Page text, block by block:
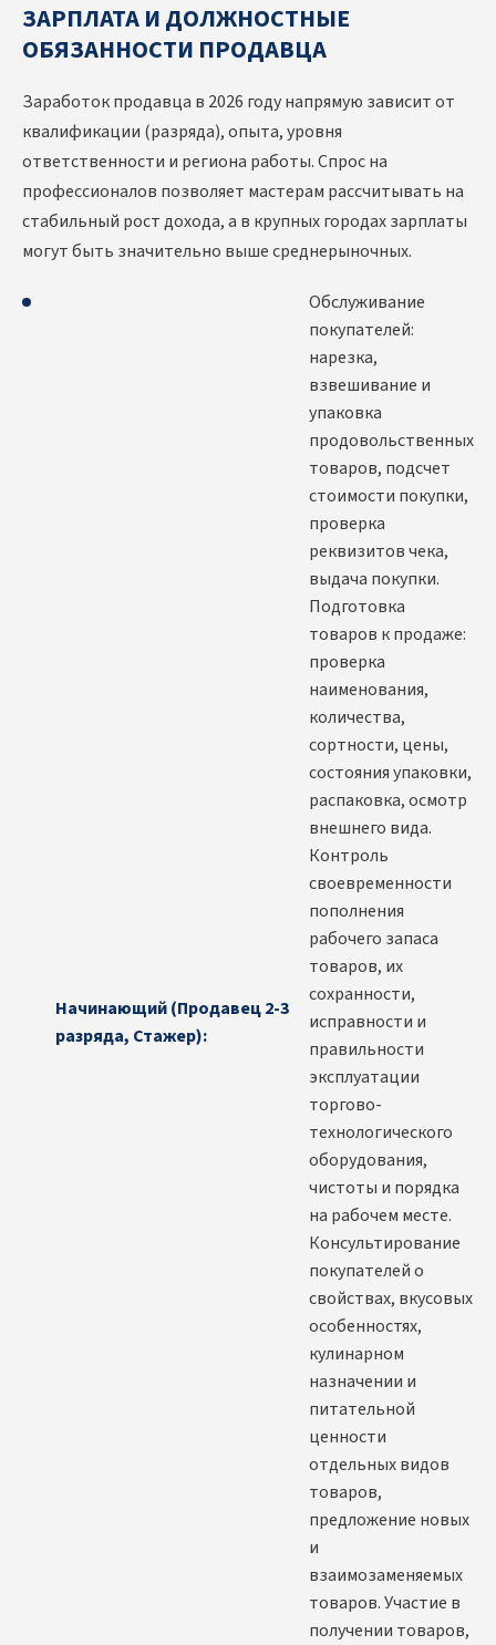
ЗАРПЛАТА И ДОЛЖНОСТНЫЕ
ОБЯЗАННОСТИ ПРОДАВЦА
Заработок продавца в 2026 году напрямую зависит от
квалификации (разряда), опыта, уровня
ответственности и региона работы. Спрос на
профессионалов позволяет мастерам рассчитывать на
стабильный рост дохода, а в крупных городах зарплаты
могут быть значительно выше среднерыночных.
Начинающий (Продавец 2-3
разряда, Стажер):
Обслуживание
покупателей:
нарезка,
взвешивание и
упаковка
продовольственных
товаров, подсчет
стоимости покупки,
проверка
реквизитов чека,
выдача покупки.
Подготовка
товаров к продаже:
проверка
наименования,
количества,
сортности, цены,
состояния упаковки,
распаковка, осмотр
внешнего вида.
Контроль
своевременности
пополнения
рабочего запаса
товаров, их
сохранности,
исправности и
правильности
эксплуатации
торгово-
технологического
оборудования,
чистоты и порядка
на рабочем месте.
Консультирование
покупателей о
свойствах, вкусовых
особенностях,
кулинарном
назначении и
питательной
ценности
отдельных видов
товаров,
предложение новых
и
взаимозаменяемых
товаров. Участие в
получении товаров,